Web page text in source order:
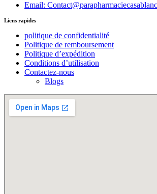
Email:
Liens rapides
politique de confidentialité
Politique de remboursement
Politique d’expédition
Conditions d’utilisation
Contactez-nous
Blogs